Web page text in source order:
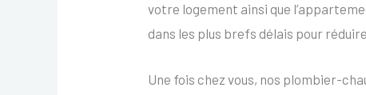
votre logement ainsi que
dans les plus brefs délais pour
Une fois chez vous, nos plombier-